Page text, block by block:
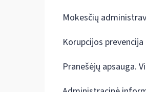
Mokesčių
Korupcijos prevencija
Pranešėjų apsauga.